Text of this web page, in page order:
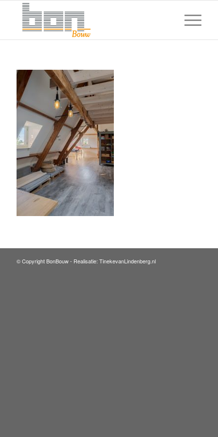
© Copyright BonBouw - Realisatie: TinekevanLindenberg.nl